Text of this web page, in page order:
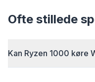
Ofte stillede
Kan Ryzen 1000 køre
times across
Stops the AI